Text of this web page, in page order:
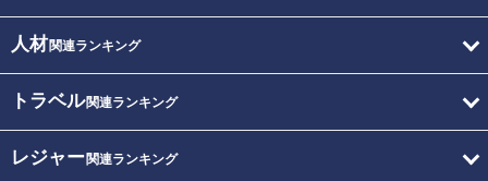
人材関連ランキング
トラベル関連ランキング
レジャー関連ランキング